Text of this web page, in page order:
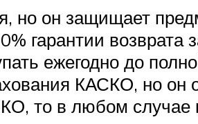
но он защищает
гарантии
ежегодно до
КАСКО, но он
то в любом